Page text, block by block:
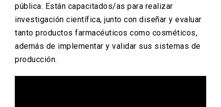
pública. Están capacitados/as para realizar
investigación científica, junto con diseñar y evaluar
tanto productos farmacéuticos como cosméticos,
además de implementar y validar sus sistemas de
producción.